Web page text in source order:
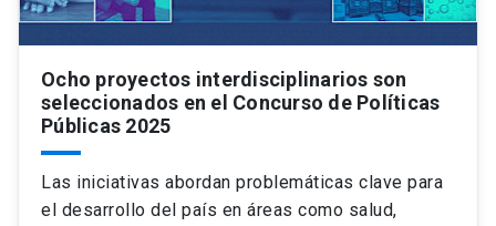
Ocho proyectos interdisciplinarios son
seleccionados en el Concurso de Políticas
Públicas 2025
Las iniciativas abordan problemáticas clave para
el desarrollo del país en áreas como salud,